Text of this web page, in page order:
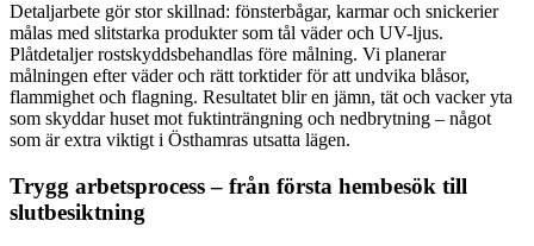
Detaljarbete gör stor skillnad: fönsterbågar, karmar och snickerier
målas med slitstarka produkter som tål väder och UV-ljus.
Plåtdetaljer rostskyddsbehandlas före målning. Vi planerar
målningen efter väder och rätt torktider för att undvika blåsor,
flammighet och flagning. Resultatet blir en jämn, tät och vacker yta
som skyddar huset mot fuktinträngning och nedbrytning – något
som är extra viktigt i Östhamras utsatta lägen.
Trygg arbetsprocess – från första hembesök till
slutbesiktning